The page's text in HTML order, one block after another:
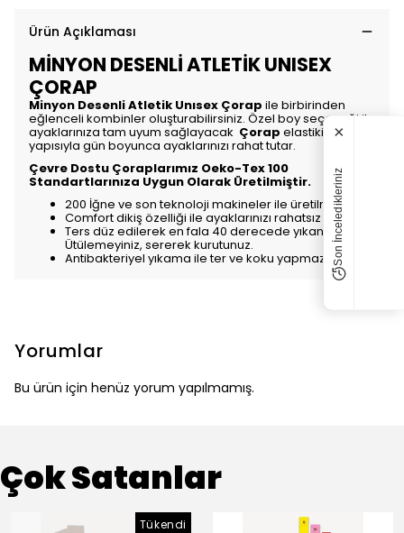
Ürün Açıklaması
MİNYON DESENLİ ATLETİK UNISEX
ÇORAP
Minyon Desenli Atletik Unısex Çorap ile birbirinden
eğlenceli kombinler oluşturabilirsiniz. Özel boy seçeneği ile
ayaklarınıza tam uyum sağlayacak Çorap elastiki
yapısıyla gün boyunca ayaklarınızı rahat tutar.
Çevre Dostu Çoraplarımız Oeko-Tex 100
Standartlarınıza Uygun Olarak Üretilmiştir.
200 İğne ve son teknoloji makineler ile üretilmiştir.
Comfort dikiş özelliği ile ayaklarınızı rahatsız etmez.
Ters düz edilerek en fala 40 derecede yıkanabilir.
Ütülemeyiniz, sererek kurutunuz.
Antibakteriyel yıkama ile ter ve koku yapmaz.
Yorumlar
Bu ürün için henüz yorum yapılmamış.
Çok Satanlar
Tükendi
×
Son İnceledikleriniz